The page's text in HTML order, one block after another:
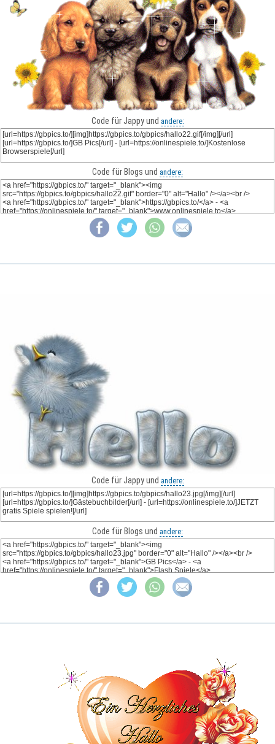
Code für Jappy und andere:
Code für Blogs und andere:
Code für Jappy und andere:
Code für Blogs und andere: